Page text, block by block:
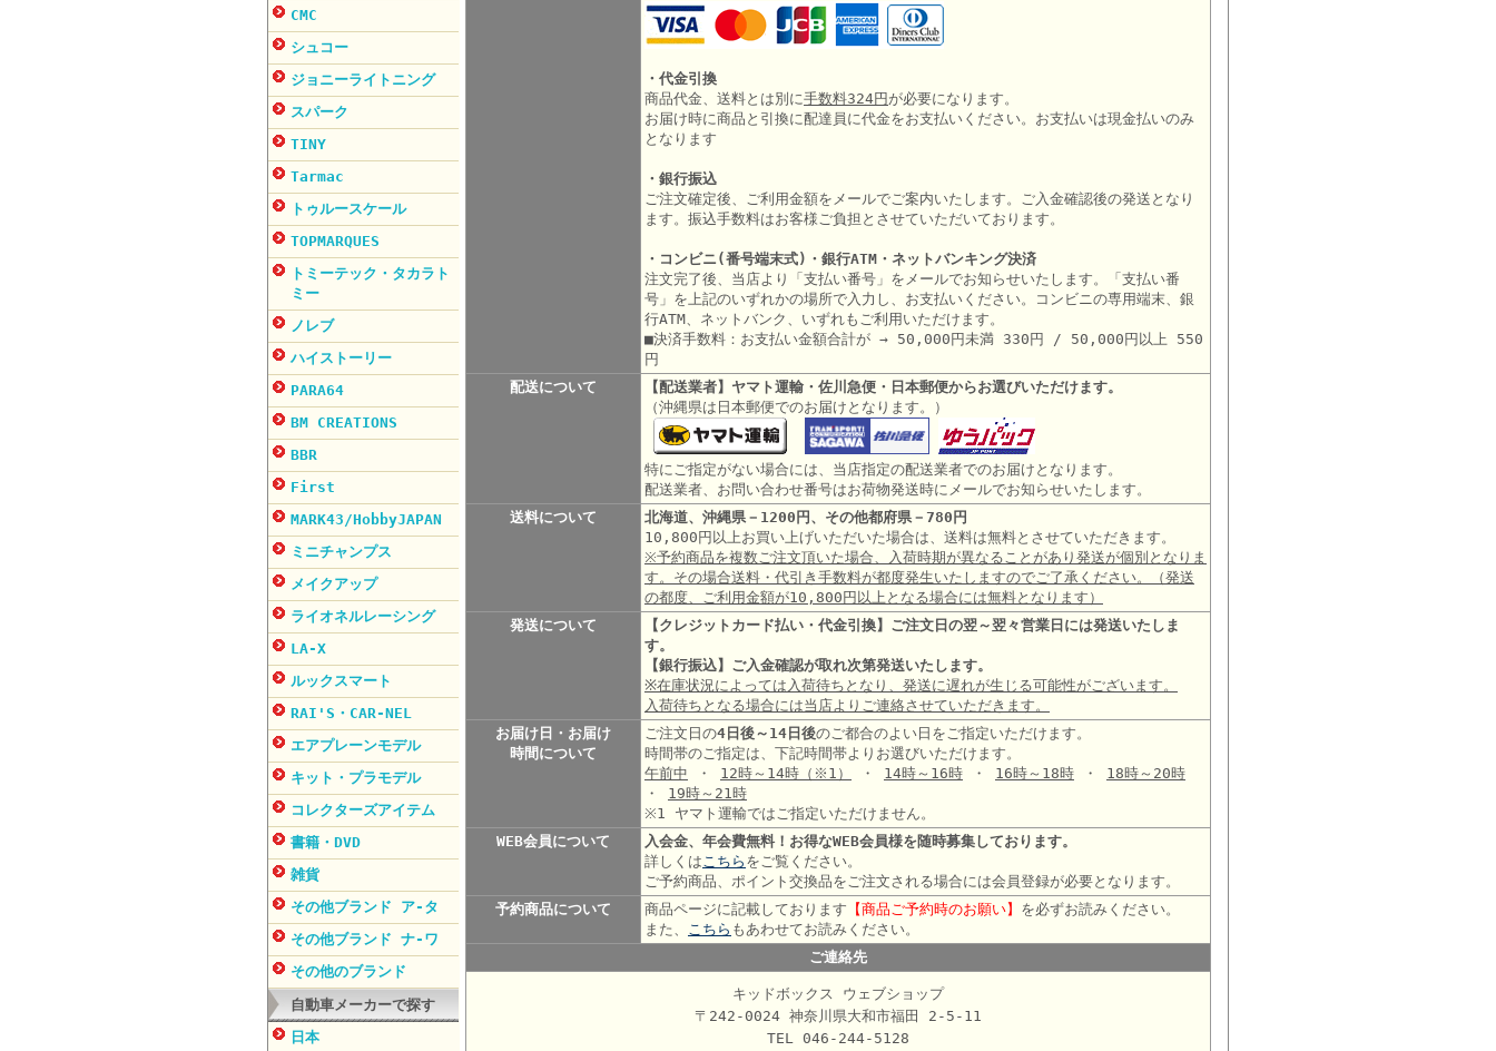
CMC
シュコー
ジョニーライトニング
スパーク
TINY
Tarmac
トゥルースケール
TOPMARQUES
トミーテック・タカラト
ミー
ノレブ
ハイストーリー
PARA64
BM CREATIONS
BBR
First
MARK43/HobbyJAPAN
ミニチャンプス
メイクアップ
ライオネルレーシング
LA-X
ルックスマート
RAI'S・CAR-NEL
エアプレーンモデル
キット・プラモデル
コレクターズアイテム
書籍・DVD
雑貨
その他ブランド ア-タ
その他ブランド ナ-ワ
その他のブランド
自動車メーカーで探す
日本
・代金引換
商品代金、送料とは別に手数料324円 が必要になります。
お届け時に商品と引換に配達員に代金をお支払いください。お支払いは現金払いのみ
となります
・銀行振込
ご注文確定後、ご利用金額をメールでご案内いたします。ご入金確認後の発送となり
ます。振込手数料はお客様ご負担とさせていただいております。
・コンビニ(番号端末式)・銀行ATM・ネットバンキング決済
注文完了後、当店より「支払い番号」をメールでお知らせいたします。「支払い番
号」を上記のいずれかの場所で入力し、お支払いください。コンビニの専用端末、銀
行ATM、ネットバンク、いずれもご利用いただけます。
■決済手数料：お支払い金額合計が → 50,000円未満 330円 / 50,000円以上 550
円
配送について
【配送業者】ヤマト運輸・佐川急便・日本郵便からお選びいただけます。
（沖縄県は日本郵便でのお届けとなります。）
特にご指定がない場合には、当店指定の配送業者でのお届けとなります。
配送業者、お問い合わせ番号はお荷物発送時にメールでお知らせいたします。
送料について
北海道、沖縄県－1200円、その他都府県－780円
10,800円以上お買い上げいただいた場合は、送料は無料とさせていただきます。
※予約商品を複数ご注文頂いた場合、入荷時期が異なることがあり発送が個別となりま
す。その場合送料・代引き手数料が都度発生いたしますのでご了承ください。（発送
の都度、ご利用金額が10,800円以上となる場合には無料となります）
発送について
【クレジットカード払い・代金引換】ご注文日の翌～翌々営業日には発送いたしま
す。
【銀行振込】ご入金確認が取れ次第発送いたします。
※在庫状況によっては入荷待ちとなり、発送に遅れが生じる可能性がございます。
入荷待ちとなる場合には当店よりご連絡させていただきます。
お届け日・お届け
時間について
ご注文日の4日後～14日後のご都合のよい日をご指定いただけます。
時間帯のご指定は、下記時間帯よりお選びいただけます。
午前中 ・ 12時～14時 （※1） ・ 14時～16時 ・ 16時～18時 ・ 18時～20時
・ 19時～21時
※1 ヤマト運輸ではご指定いただけません。
WEB会員について
入会金、年会費無料！お得なWEB会員様を随時募集しております。
詳しくはこちら をご覧ください。
ご予約商品、ポイント交換品をご注文される場合には会員登録が必要となります。
予約商品について
商品ページに記載しております 【商品ご予約時のお願い】 を必ずお読みください。
また、 こちら もあわせてお読みください。
ご連絡先
キッドボックス ウェブショップ
〒242-0024 神奈川県大和市福田 2-5-11
TEL 046-244-5128